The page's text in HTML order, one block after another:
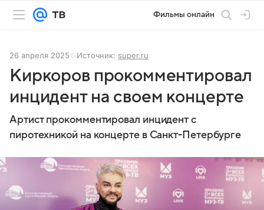
Фильмы онлайн
26 апреля 2025 Источник: super.ru
Киркоров прокомментировал
инцидент на своем концерте
Артист прокомментировал инцидент с
пиротехникой на концерте в Санкт-Петербурге